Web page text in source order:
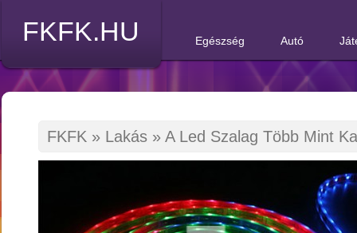
FKFK.HU Egészség Autó
FKFK » Lakás » A Led Szalag Több Mint